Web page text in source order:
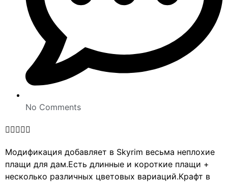
No Comments

Модификация добавляет в Skyrim весьма неплохие
плащи для дам.Есть длинные и короткие плащи +
несколько различных цветовых вариаций.Крафт в